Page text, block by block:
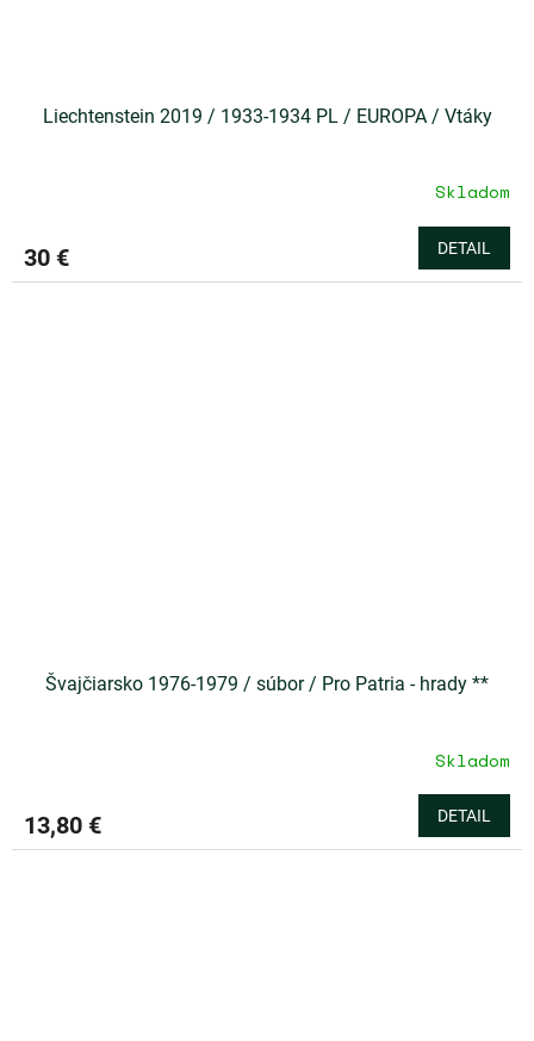
Liechtenstein 2019 / 1933-1934 PL / EUROPA / Vtáky
Skladom
30 € DETAIL
Švajčiarsko 1976-1979 / súbor / Pro Patria - hrady **
Skladom
13,80 € DETAIL